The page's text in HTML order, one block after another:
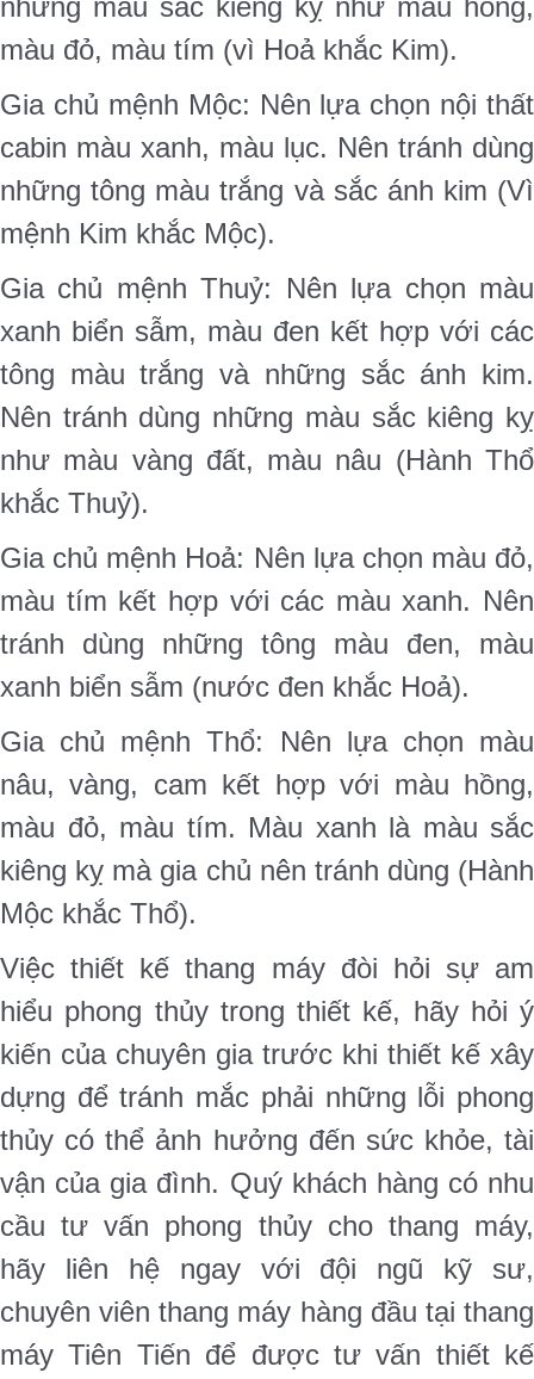
màu đỏ, màu tím (vì Hoả khắc Kim).
Gia chủ mệnh Mộc: Nên lựa chọn nội thất
cabin màu xanh, màu lục. Nên tránh dùng
những tông màu trắng và sắc ánh kim (Vì
mệnh Kim khắc Mộc).
Gia chủ mệnh Thuỷ: Nên lựa chọn màu
xanh biển sẫm, màu đen kết hợp với các
tông màu trắng và những sắc ánh kim.
Nên tránh dùng những màu sắc kiêng kỵ
như màu vàng đất, màu nâu (Hành Thổ
khắc Thuỷ).
Gia chủ mệnh Hoả: Nên lựa chọn màu đỏ,
màu tím kết hợp với các màu xanh. Nên
tránh dùng những tông màu đen, màu
xanh biển sẫm (nước đen khắc Hoả).
Gia chủ mệnh Thổ: Nên lựa chọn màu
nâu, vàng, cam kết hợp với màu hồng,
màu đỏ, màu tím. Màu xanh là màu sắc
kiêng kỵ mà gia chủ nên tránh dùng (Hành
Mộc khắc Thổ).
Việc thiết kế thang máy đòi hỏi sự am
hiểu phong thủy trong thiết kế, hãy hỏi ý
kiến của chuyên gia trước khi thiết kế xây
dựng để tránh mắc phải những lỗi phong
thủy có thể ảnh hưởng đến sức khỏe, tài
vận của gia đình. Quý khách hàng có nhu
cầu tư vấn phong thủy cho thang máy,
hãy liên hệ ngay với đội ngũ kỹ sư,
chuyên viên thang máy hàng đầu tại thang
máy Tiên Tiến để được tư vấn thiết kế